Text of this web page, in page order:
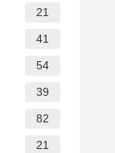
21
41
54
39
82
21